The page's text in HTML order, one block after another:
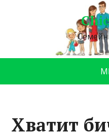
Хватит